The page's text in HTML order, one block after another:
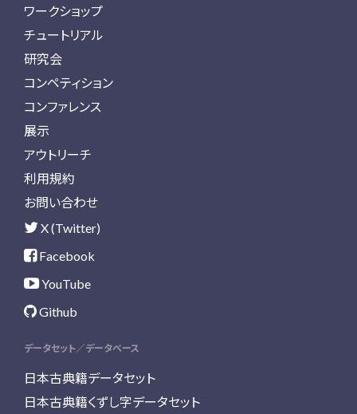
ワークショップ
チュートリアル
研究会
コンペティション
コンファレンス
展示
アウトリーチ
利用規約
お問い合わせ
X (Twitter)
Facebook
YouTube
Github
データセット／データベース
日本古典籍データセット
日本古典籍くずし字データセット